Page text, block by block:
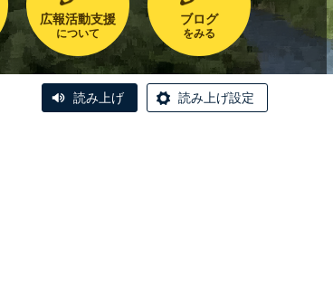
広報活動支援
について
ブログ
をみる
読み上げ 読み上げ設定